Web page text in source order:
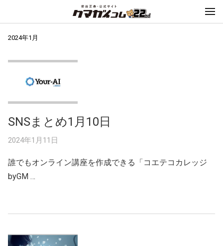
2024年1月
SNSまとめ1月10日
2024年1月11日
誰でもオンライン講座を作成できる「コエテコカレッジ
byGM …